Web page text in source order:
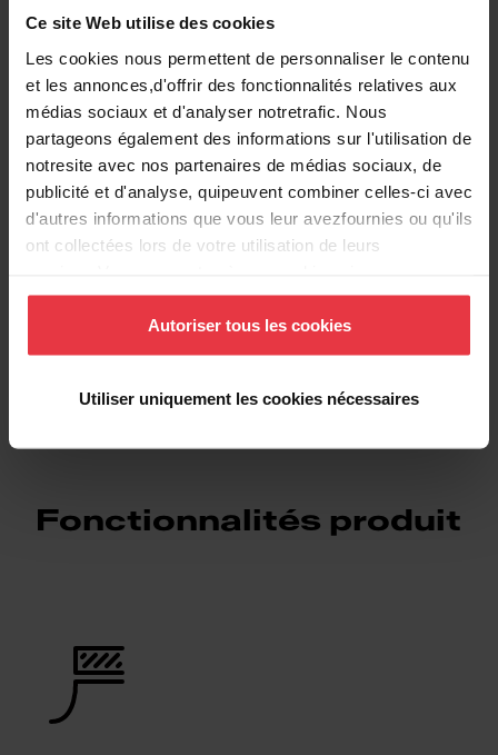
Ce site Web utilise des cookies
Les cookies nous permettent de personnaliser le contenu
et les annonces,d'offrir des fonctionnalités relatives aux
médias sociaux et d'analyser notretrafic. Nous
partageons également des informations sur l'utilisation de
notresite avec nos partenaires de médias sociaux, de
publicité et d'analyse, quipeuvent combiner celles-ci avec
d'autres informations que vous leur avezfournies ou qu'ils
ont collectées lors de votre utilisation de leurs
continuez à utiliser notre site Web.
Autoriser tous les cookies
Utiliser uniquement les cookies nécessaires
Informations supplémentaires
Téléchargements
Fonctionnalités produit